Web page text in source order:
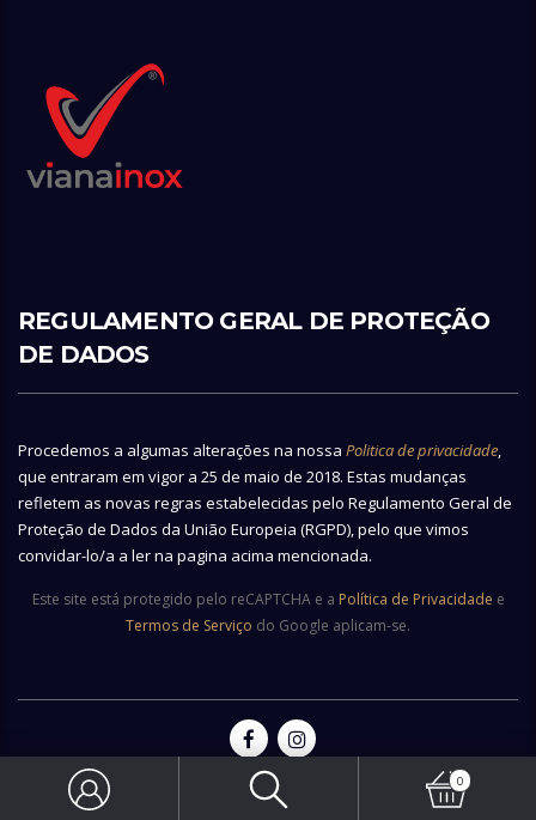
REGULAMENTO GERAL DE PROTEÇÃO
DE DADOS
Procedemos a algumas alterações na nossa Politica de privacidade,
que entraram em vigor a 25 de maio de 2018. Estas mudanças
refletem as novas regras estabelecidas pelo Regulamento Geral de
Proteção de Dados da União Europeia (RGPD), pelo que vimos
convidar-lo/a a ler na pagina acima mencionada.
Este site está protegido pelo reCAPTCHA e a Política de Privacidade e
Termos de Serviço do Google aplicam-se.
© 2026 Copyright Vianainox - All rights reserved | Made byEcobite
0